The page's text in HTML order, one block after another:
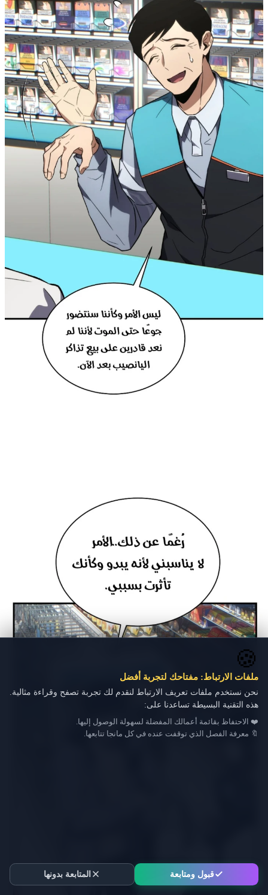
🍪
ملفات الارتباط: مفتاحك لتجربة أفضل
نحن نستخدم ملفات تعريف الارتباط لنقدم لك تجربة تصفح وقراءة مثالية.
هذه التقنية البسيطة تساعدنا على:
❤️ الاحتفاظ بقائمة أعمالك المفضلة لسهولة الوصول إليها.
🔖 معرفة الفصل الذي توقفت عنده في كل مانجا تتابعها.
قبول ومتابعة المتابعة بدونها